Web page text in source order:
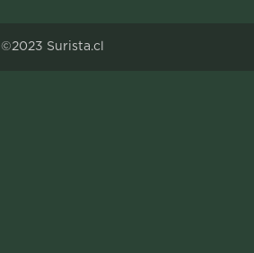
©2023 Surista.cl